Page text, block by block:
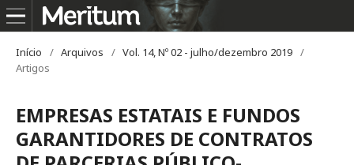
Início / Arquivos / Vol. 14, Nº 02 - julho/dezembro 2019 /
Artigos
EMPRESAS ESTATAIS E FUNDOS
GARANTIDORES DE CONTRATOS